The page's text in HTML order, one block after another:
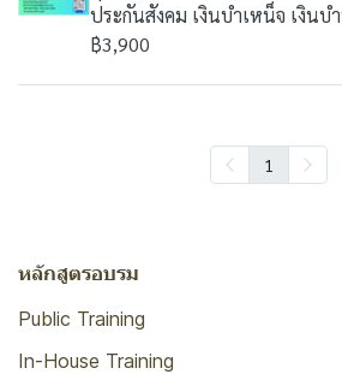
ประกันสังคม เงินบำเหน็จ เงิน
฿3,900
1
หลักสูตรอบรม
Public Training
In-House Training